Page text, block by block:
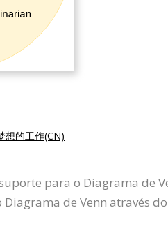
想的工作(CN)
para o Diagrama de
de Venn através